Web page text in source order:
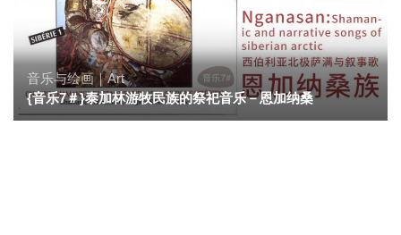
音乐与绘画｜Art
{音乐7＃}泰加林游牧民族的祭祀音乐－恩加纳桑